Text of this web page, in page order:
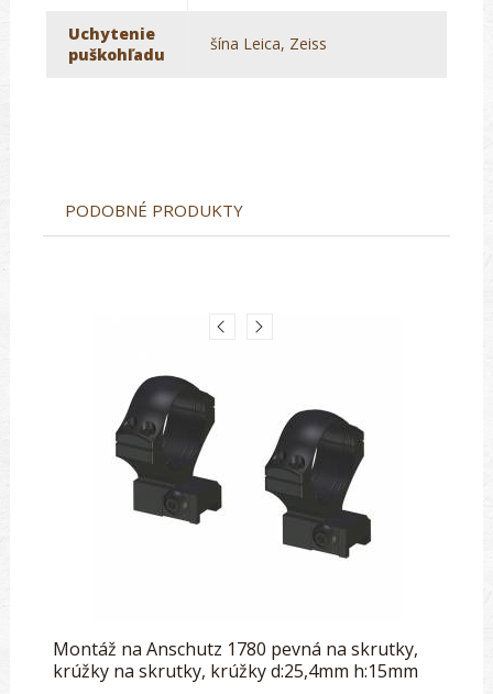
Uchytenie
puškohľadu
šína Leica, Zeiss
PODOBNÉ PRODUKTY
Montáž na Anschutz 1780 pevná na skrutky,
krúžky na skrutky, krúžky d:25,4mm h:15mm